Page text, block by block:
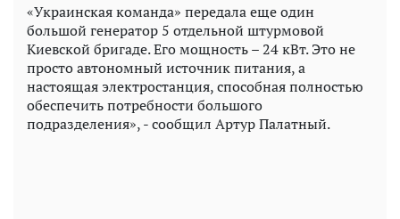
«Украинская команда» передала еще один
большой генератор 5 отдельной штурмовой
Киевской бригаде. Его мощность – 24 кВт. Это не
просто автономный источник питания, а
настоящая электростанция, способная полностью
обеспечить потребности большого
подразделения», - сообщил Артур Палатный.